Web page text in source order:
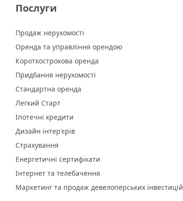
Послуги
Продаж нерухомості
Оренда та управління орендою
Короткострокова оренда
Придбання нерухомості
Стандартна оренда
Легкий Старт
Іпотечні кредити
Дизайн інтер'єрів
Страхування
Енергетичні сертифікати
Інтернет та телебачення
Маркетинг та продаж девелоперських інвестицій